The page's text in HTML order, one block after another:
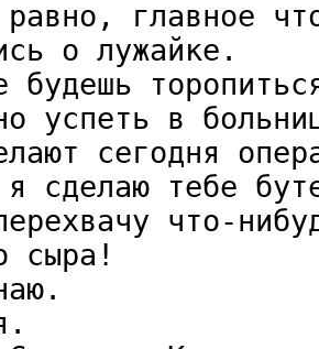
главное
о лужайке.
будешь
успеть в
сегодня
сделаю тебе
что-
сыра!